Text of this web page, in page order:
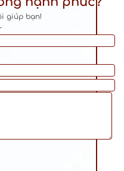
giúp bạn!